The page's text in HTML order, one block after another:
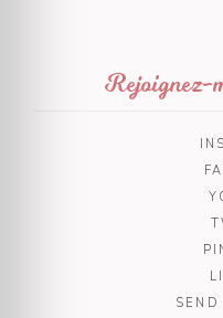
Rejoignez-